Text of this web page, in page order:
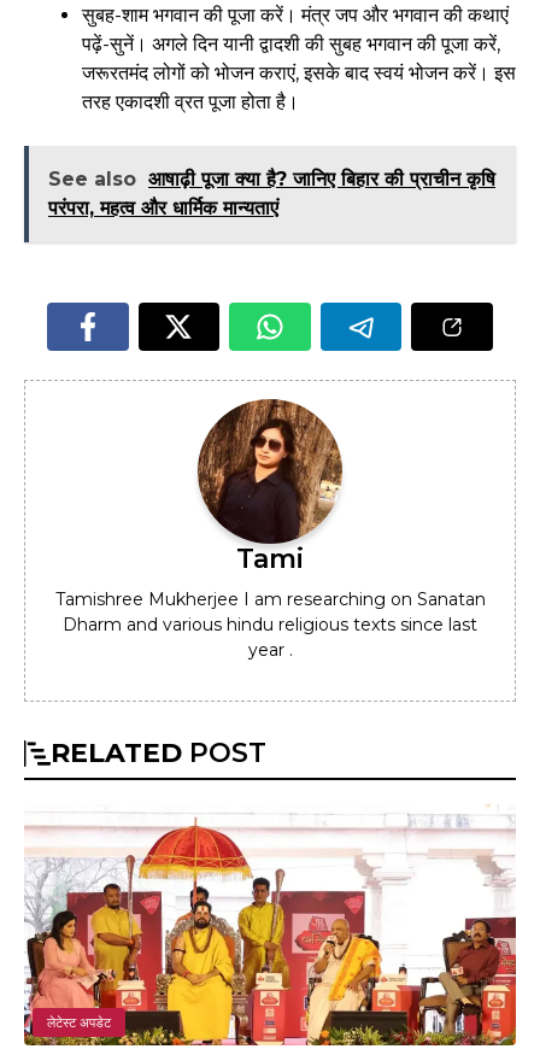
सुबह-शाम भगवान की पूजा करें। मंत्र जप और भगवान की कथाएं
पढ़ें-सुनें। अगले दिन यानी द्वादशी की सुबह भगवान की पूजा करें,
जरूरतमंद लोगों को भोजन कराएं, इसके बाद स्वयं भोजन करें। इस
तरह एकादशी व्रत पूजा होता है।
See also आषाढ़ी पूजा क्या है? जानिए बिहार की प्राचीन कृषि
परंपरा, महत्व और धार्मिक मान्यताएं
Tami
Tamishree Mukherjee I am researching on Sanatan
Dharm and various hindu religious texts since last
year .
RELATED POST
लेटेस्ट अपडेट